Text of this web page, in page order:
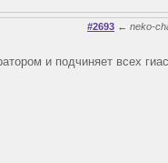
#2693 ← neko-
и подчиняет всех